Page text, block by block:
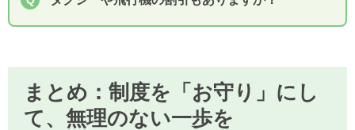
まとめ：制度を「お守り」にし
て、無理のない一歩を